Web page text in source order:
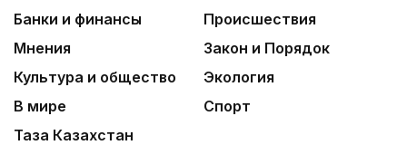
Банки и финансы
Происшествия
Мнения
Закон и Порядок
Культура и общество
Экология
В мире
Спорт
Таза Казахстан